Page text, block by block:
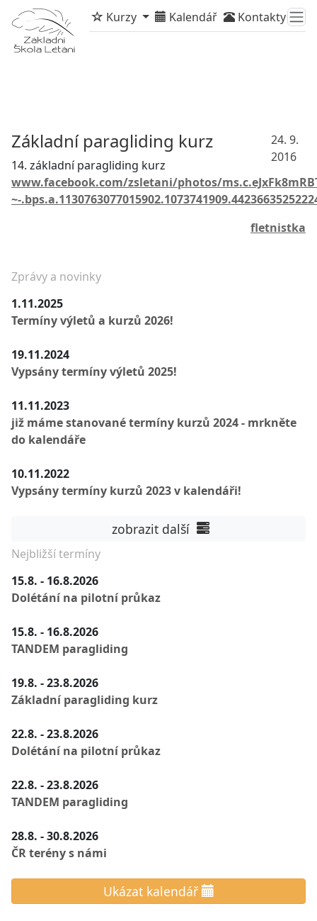
Kurzy Kalendář Kontakty
Zprávy a novinky
1.11.2025
Termíny výletů a kurzů 2026!
19.11.2024
Vypsány termíny výletů 2025!
11.11.2023
již máme stanované termíny kurzů 2024 - mrkněte
do kalendáře
10.11.2022
Vypsány termíny kurzů 2023 v kalendáři!
zobrazit další
Nejbližší termíny
15.8. - 16.8.2026
Dolétání na pilotní průkaz
15.8. - 16.8.2026
TANDEM paragliding
19.8. - 23.8.2026
Základní paragliding kurz
22.8. - 23.8.2026
Dolétání na pilotní průkaz
22.8. - 23.8.2026
TANDEM paragliding
28.8. - 30.8.2026
ČR terény s námi
Ukázat kalendář
Základní paragliding kurz
14. základní paragliding kurz
www.facebook.com/zsletani/photos/
~-
24. 9.
2016
fletnistka